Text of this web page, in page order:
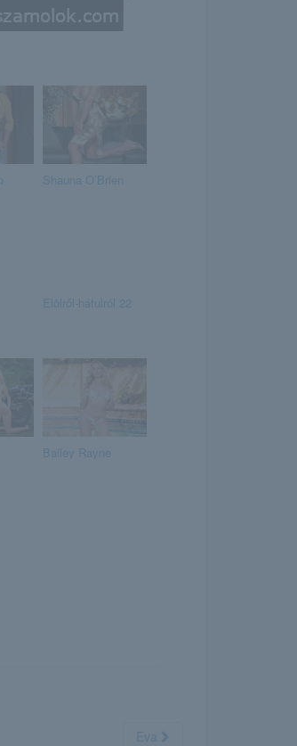
Shauna O’Brien
Elölről-hátulról 22
Bailey Rayne
Eva